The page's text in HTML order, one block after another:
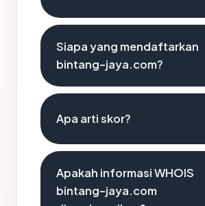
Siapa yang mendaftarkan
bintang-jaya.com?
Apa arti skor?
Apakah informasi WHOIS
bintang-jaya.com